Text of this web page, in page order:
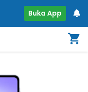
Buka App